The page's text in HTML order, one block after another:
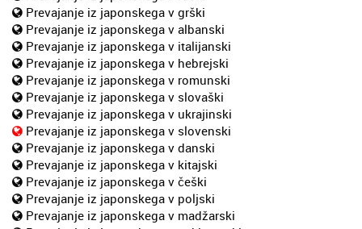
Prevajanje iz japonskega v grški
Prevajanje iz japonskega v albanski
Prevajanje iz japonskega v italijanski
Prevajanje iz japonskega v hebrejski
Prevajanje iz japonskega v romunski
Prevajanje iz japonskega v slovaški
Prevajanje iz japonskega v ukrajinski
Prevajanje iz japonskega v slovenski
Prevajanje iz japonskega v danski
Prevajanje iz japonskega v kitajski
Prevajanje iz japonskega v češki
Prevajanje iz japonskega v poljski
Prevajanje iz japonskega v madžarski